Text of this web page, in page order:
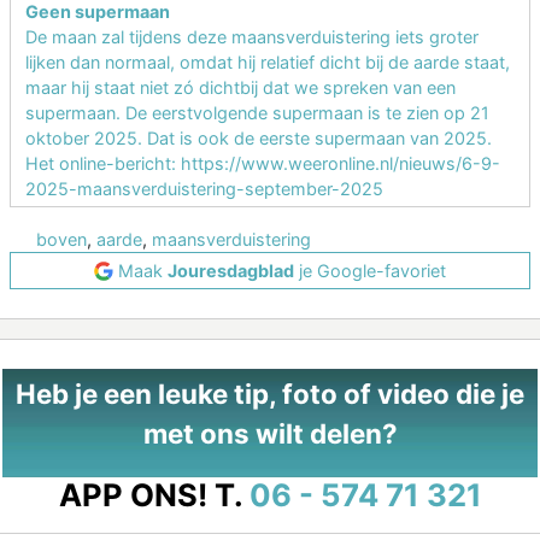
Geen supermaan
De maan zal tijdens deze maansverduistering iets groter
lijken dan normaal, omdat hij relatief dicht bij de aarde staat,
maar hij staat niet zó dichtbij dat we spreken van een
supermaan. De eerstvolgende supermaan is te zien op 21
oktober 2025. Dat is ook de eerste supermaan van 2025.
Het online-bericht: https://www.weeronline.nl/nieuws/6-9-
2025-maansverduistering-september-2025
boven, aarde, maansverduistering
Maak Jouresdagblad je Google-favoriet
Heb je een leuke tip, foto of video die je
met ons wilt delen?
APP ONS! T. 06 - 574 71 321